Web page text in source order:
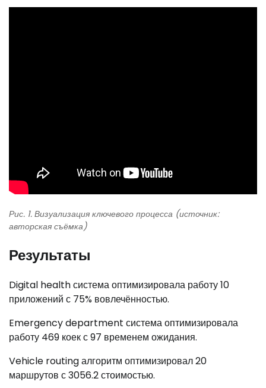
Рис. 1. Визуализация ключевого процесса (источник:
авторская съёмка)
Результаты
Digital health система оптимизировала работу 10
приложений с 75% вовлечённостью.
Emergency department система оптимизировала
работу 469 коек с 97 временем ожидания.
Vehicle routing алгоритм оптимизировал 20
маршрутов с 3056.2 стоимостью.